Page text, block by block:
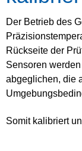
Der Betrieb des
Rückseite der
Sensoren
abgeglichen, die
Somit kalibriert